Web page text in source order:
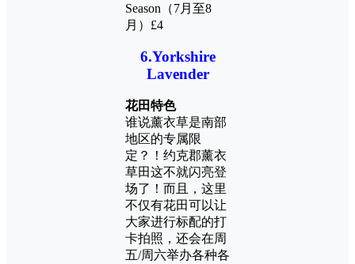
Season（7月至8
月）£4
6.Yorkshire
Lavender
花田特色
谁说薰衣草是南部
地区的专属限
定？！约克郡薰衣
草田这不就闪亮登
场了！而且，这里
不仅有花田可以让
大家进行标配的打
卡拍照，还会在周
五/周六举办各种各